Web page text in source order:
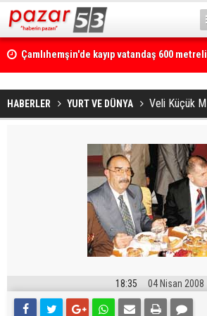
Çamlıhemşin'de kayıp vatandaş 600
HABERLER YURT VE DÜNYA Veli Küçük
18:35 04 Nisan 2008